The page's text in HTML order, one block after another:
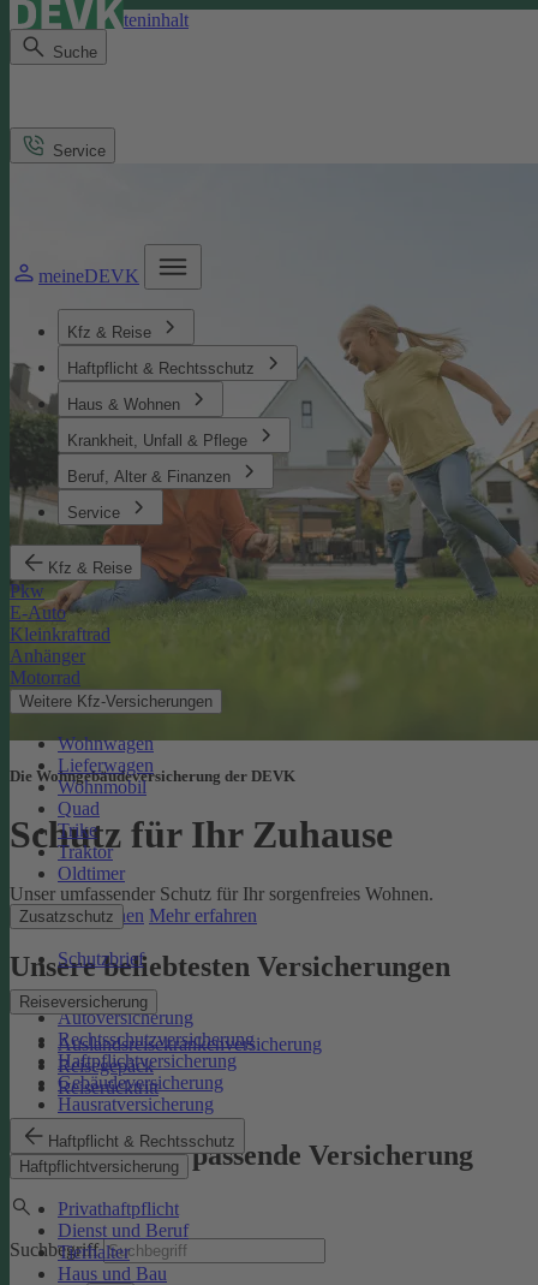
Direkt zum Seiteninhalt
Suche
meineDEVK
Kfz & Reise
Haftpflicht & Rechtsschutz
Haus & Wohnen
Krankheit, Unfall & Pflege
Beruf, Alter & Finanzen
Service
Kfz & Reise
Pkw
E-Auto
Kleinkraftrad
Anhänger
Motorrad
Weitere Kfz-Versicherungen
Wohnwagen
Lieferwagen
Wohnmobil
Quad
Trike
Traktor
Oldtimer
Zusatzschutz
Schutzbrief
Reiseversicherung
Auslandsreisekrankenversicherung
Reisegepäck
Reiserücktritt
Haftpflicht & Rechtsschutz
Haftpflichtversicherung
Privathaftpflicht
Dienst und Beruf
Tierhalter
Haus und Bau
Service
Die Wohngebäudeversicherung der DEVK
Schutz für Ihr Zuhause
Unser umfassender Schutz für Ihr sorgenfreies Wohnen.
Online berechnen Mehr erfahren
Unsere beliebtesten Versicherungen
Autoversicherung
Rechtsschutzversicherung
Haftpflichtversicherung
Gebäudeversicherung
Hausratversicherung
Finden Sie die passende Versicherung
Suchbegriff